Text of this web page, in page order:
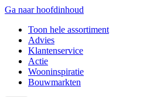
Ga naar hoofdinhoud
Toon hele assortiment
Advies
Klantenservice
Actie
Wooninspiratie
Bouwmarkten